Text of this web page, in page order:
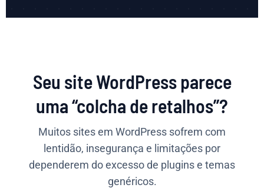
Seu site WordPress parece
uma “colcha de retalhos”?
Muitos sites em WordPress sofrem com
lentidão, insegurança e limitações por
dependerem do excesso de plugins e temas
genéricos.